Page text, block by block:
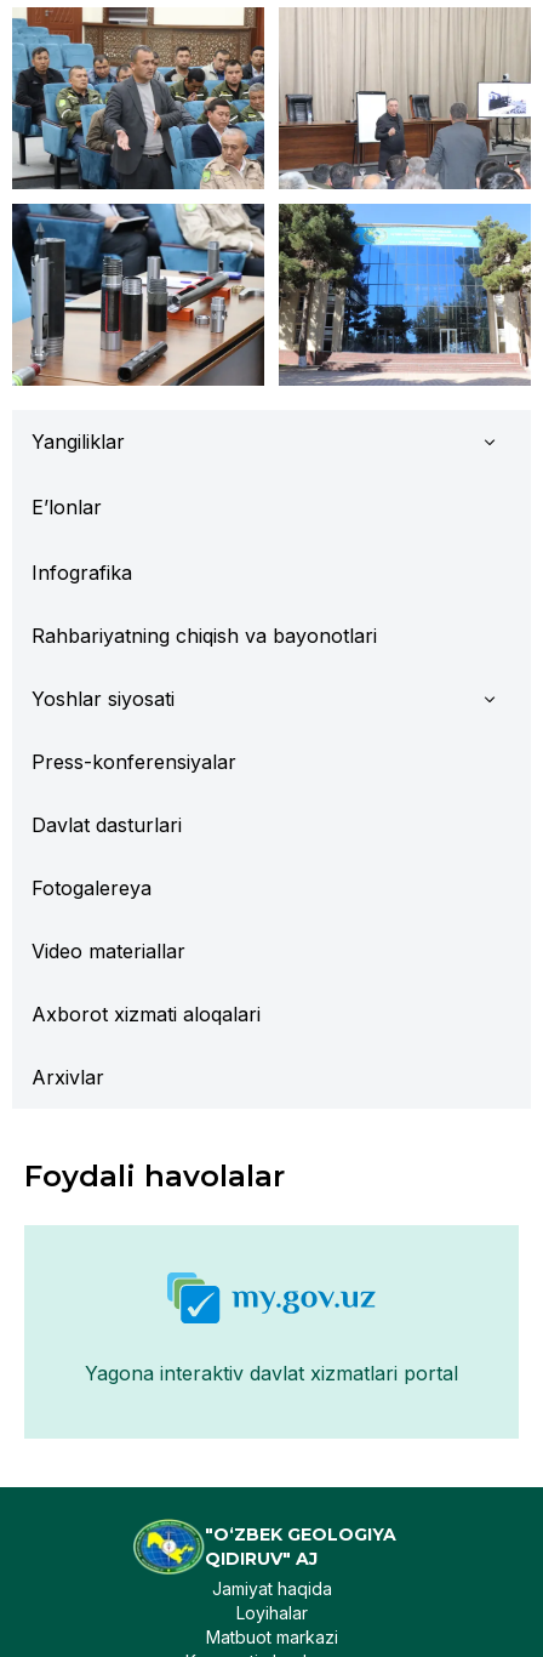
Yangiliklar
E’lonlar
Infografika
Rahbariyatning chiqish va bayonotlari
Yoshlar siyosati
Press-konferensiyalar
Davlat dasturlari
Fotogalereya
Video materiallar
Axborot xizmati aloqalari
Arxivlar
Foydali havolalar
Yagona interaktiv davlat xizmatlari portal
"O‘ZBEK GEOLOGIYA
QIDIRUV" AJ
Jamiyat haqida
Loyihalar
Matbuot markazi